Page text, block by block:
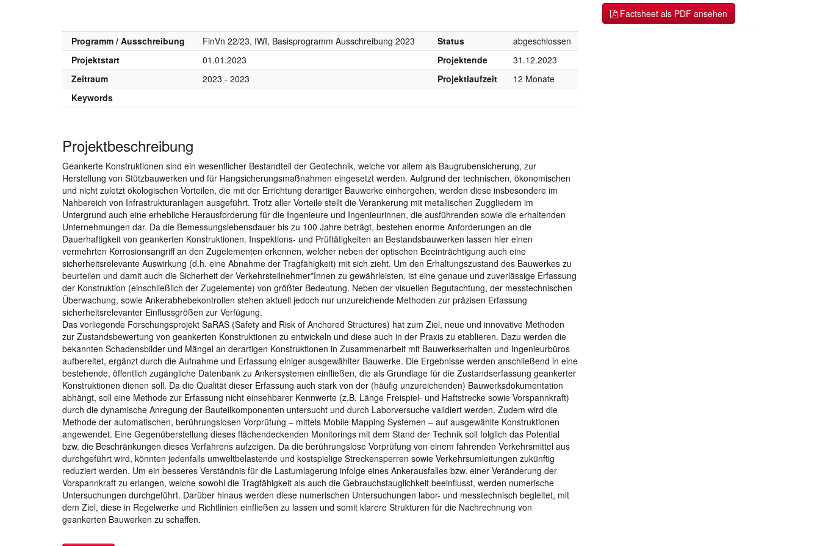
Programm / Ausschreibung FinVn 22/23, IWI, Basisprogramm Ausschreibung 2023 Status
abgeschlossen
Projektstart
01.01.2023 Projektende
31.12.2023
Zeitraum
2023 - 2023 Projektlaufzeit
12 Monate
Keywords
Projektbeschreibung
Geankerte Konstruktionen sind ein wesentlicher Bestandteil der Geotechnik, welche vor allem als Baugrubensicherung, zur
Herstellung von Stützbauwerken und für Hangsicherungsmaßnahmen eingesetzt werden. Aufgrund der technischen, ökonomischen
und nicht zuletzt ökologischen Vorteilen, die mit der Errichtung derartiger Bauwerke einhergehen, werden diese insbesondere im
Nahbereich von Infrastrukturanlagen ausgeführt. Trotz aller Vorteile stellt die Verankerung mit metallischen Zuggliedern im
Untergrund auch eine erhebliche Herausforderung für die Ingenieure und Ingenieurinnen, die ausführenden sowie die erhaltenden
Unternehmungen dar. Da die Bemessungslebensdauer bis zu 100 Jahre beträgt, bestehen enorme Anforderungen an die
Dauerhaftigkeit von geankerten Konstruktionen. Inspektions- und Prüftätigkeiten an Bestandsbauwerken lassen hier einen
vermehrten Korrosionsangriff an den Zugelementen erkennen, welcher neben der optischen Beeinträchtigung auch eine
sicherheitsrelevante Auswirkung (d.h. eine Abnahme der Tragfähigkeit) mit sich zieht. Um den Erhaltungszustand des Bauwerkes zu
beurteilen und damit auch die Sicherheit der Verkehrsteilnehmer*Innen zu gewährleisten, ist eine genaue und zuverlässige Erfassung
der Konstruktion (einschließlich der Zugelemente) von größter Bedeutung. Neben der visuellen Begutachtung, der messtechnischen
Überwachung, sowie Ankerabhebekontrollen stehen aktuell jedoch nur unzureichende Methoden zur präzisen Erfassung
sicherheitsrelevanter Einflussgrößen zur Verfügung.
Das vorliegende Forschungsprojekt SaRAS (Safety and Risk of Anchored Structures) hat zum Ziel, neue und innovative Methoden
zur Zustandsbewertung von geankerten Konstruktionen zu entwickeln und diese auch in der Praxis zu etablieren. Dazu werden die
bekannten Schadensbilder und Mängel an derartigen Konstruktionen in Zusammenarbeit mit Bauwerkserhalten und Ingenieurbüros
aufbereitet, ergänzt durch die Aufnahme und Erfassung einiger ausgewählter Bauwerke. Die Ergebnisse werden anschließend in eine
bestehende, öffentlich zugängliche Datenbank zu Ankersystemen einfließen, die als Grundlage für die Zustandserfassung geankerter
Konstruktionen dienen soll. Da die Qualität dieser Erfassung auch stark von der (häufig unzureichenden) Bauwerksdokumentation
abhängt, soll eine Methode zur Erfassung nicht einsehbarer Kennwerte (z.B. Länge Freispiel- und Haftstrecke sowie Vorspannkraft)
durch die dynamische Anregung der Bauteilkomponenten untersucht und durch Laborversuche validiert werden. Zudem wird die
Methode der automatischen, berührungslosen Vorprüfung – mittels Mobile Mapping Systemen – auf ausgewählte Konstruktionen
angewendet. Eine Gegenüberstellung dieses flächendeckenden Monitorings mit dem Stand der Technik soll folglich das Potential
bzw. die Beschränkungen dieses Verfahrens aufzeigen. Da die berührungslose Vorprüfung von einem fahrenden Verkehrsmittel aus
durchgeführt wird, könnten jedenfalls umweltbelastende und kostspielige Streckensperren sowie Verkehrsumleitungen zukünftig
reduziert werden. Um ein besseres Verständnis für die Lastumlagerung infolge eines Ankerausfalles bzw. einer Veränderung der
Vorspannkraft zu erlangen, welche sowohl die Tragfähigkeit als auch die Gebrauchstauglichkeit beeinflusst, werden numerische
Untersuchungen durchgeführt. Darüber hinaus werden diese numerischen Untersuchungen labor- und messtechnisch begleitet, mit
dem Ziel, diese in Regelwerke und Richtlinien einfließen zu lassen und somit klarere Strukturen für die Nachrechnung von
geankerten Bauwerken zu schaffen.
Factsheet als PDF ansehen